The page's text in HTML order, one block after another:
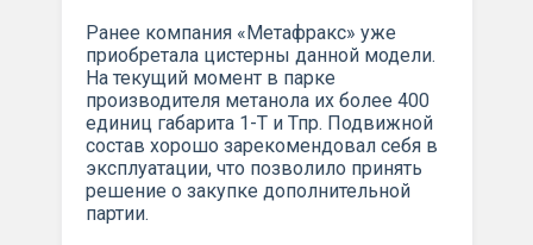
Ранее компания «Метафракс» уже
приобретала цистерны данной модели.
На текущий момент в парке
производителя метанола их более 400
единиц габарита 1-Т и Тпр. Подвижной
состав хорошо зарекомендовал себя в
эксплуатации, что позволило принять
решение о закупке дополнительной
партии.